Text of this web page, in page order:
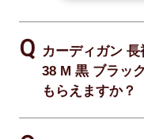
カーディガン
38 M 黒 ブラッ
もらえますか？